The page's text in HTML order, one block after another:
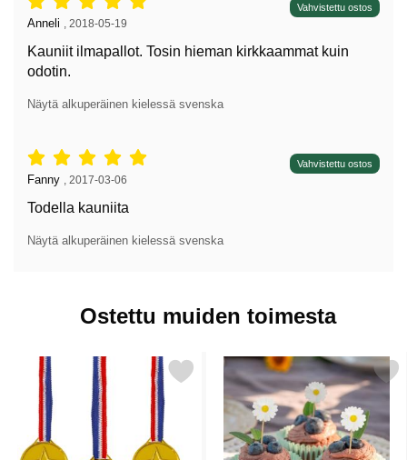
Arvostelu: 5 tähdet / 5, Vahvistettu ostos
Arvostelun kirjoittaja:
Anneli 2018-05-19
Kauniit ilmapallot. Tosin hieman kirkkaammat kuin
odotin.
Näytä alkuperäinen kielessä svenska
Arvostelu: 5 tähdet / 5, Vahvistettu ostos
Arvostelun kirjoittaja:
Fanny 2017-03-06
Todella kauniita
Näytä alkuperäinen kielessä svenska
Ostettu muiden toimesta
Merkitse kultamitali Muovi suosikiksi
Merkitse cocktailtikut Puiset